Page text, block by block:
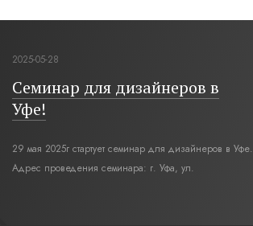
2025-05-28
Семинар для дизайнеров в
Уфе!
29 мая 2025г стартует семинар для дизайнеров в Уфе.
Адрес проведения семинара: г. Уфа, ул.